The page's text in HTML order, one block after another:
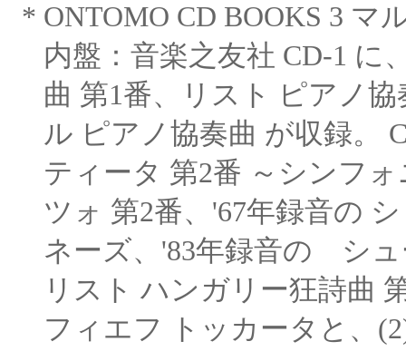
* ONTOMO CD BOOKS 3
内盤：音楽之友社 CD-1 に
曲 第1番、リスト ピアノ
ル ピアノ協奏曲 が収録。
ティータ 第2番 ～シンフ
ツォ 第2番、'67年録音の
ネーズ、 '83年録音の シュ
リスト ハンガリー狂詩曲
フィエフ
トッカータと、